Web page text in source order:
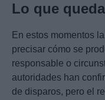
Lo que
En estos momentos
precisar cómo se
responsable o
autoridades han
de disparos, pero el